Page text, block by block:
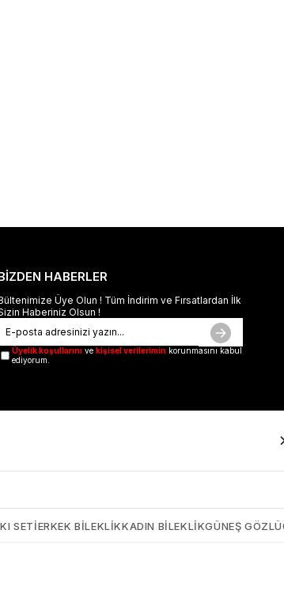
HABERLER
Üye Olun ! Tüm İndirim ve Fırsatlardan İlk
Haberiniz Olsun !
Üyelik koşullarını ve kişisel verilerimin korunmasını kabul
ediyorum.
SETIERKEK BILEKLIKKADIN BILEKLIKGÜNEŞ